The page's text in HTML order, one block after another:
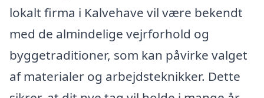
lokalt firma i Kalvehave vil være bekendt
med de almindelige vejrforhold og
byggetraditioner, som kan påvirke valget
af materialer og arbejdsteknikker. Dette